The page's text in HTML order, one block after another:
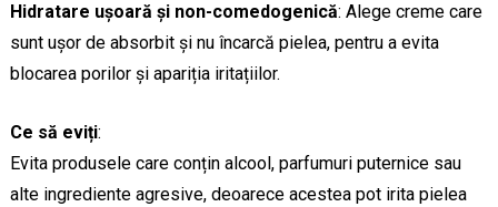
Hidratare ușoară și non-comedogenică: Alege creme care
sunt ușor de absorbit și nu încarcă pielea, pentru a evita
blocarea porilor și apariția iritațiilor.
Ce să eviți:
Evita produsele care conțin alcool, parfumuri puternice sau
alte ingrediente agresive, deoarece acestea pot irita pielea